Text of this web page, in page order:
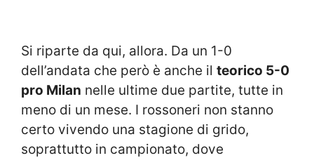
Si riparte da qui, allora. Da un 1-0
dell’andata che però è anche il teorico 5-0
pro Milan nelle ultime due partite, tutte in
meno di un mese. I rossoneri non stanno
certo vivendo una stagione di grido,
soprattutto in campionato, dove